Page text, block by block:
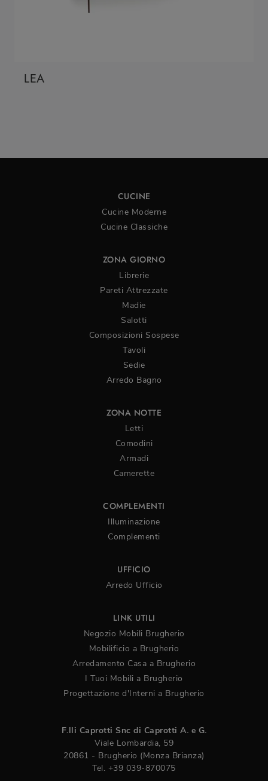
LEA
CUCINE
Cucine Moderne
Cucine Classiche
ZONA GIORNO
Librerie
Pareti Attrezzate
Madie
Salotti
Composizioni Sospese
Tavoli
Sedie
Arredo Bagno
ZONA NOTTE
Letti
Comodini
Armadi
Camerette
COMPLEMENTI
Illuminazione
Complementi
UFFICIO
Arredo Ufficio
LINK UTILI
Negozio Mobili Brugherio
Mobilificio a Brugherio
Arredamento Casa a Brugherio
I Tuoi Mobili a Brugherio
Progettazione d'Interni a Brugherio
F.lli Caprotti Snc di Caprotti A. e G.
Viale Lombardia, 59
20861 - Brugherio (Monza Brianza)
Tel. +39 039-870075